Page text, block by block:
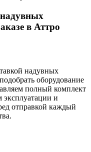
в Аттро
надувных
оборудование
полный комплект
эксплуатации и
отправкой каждый